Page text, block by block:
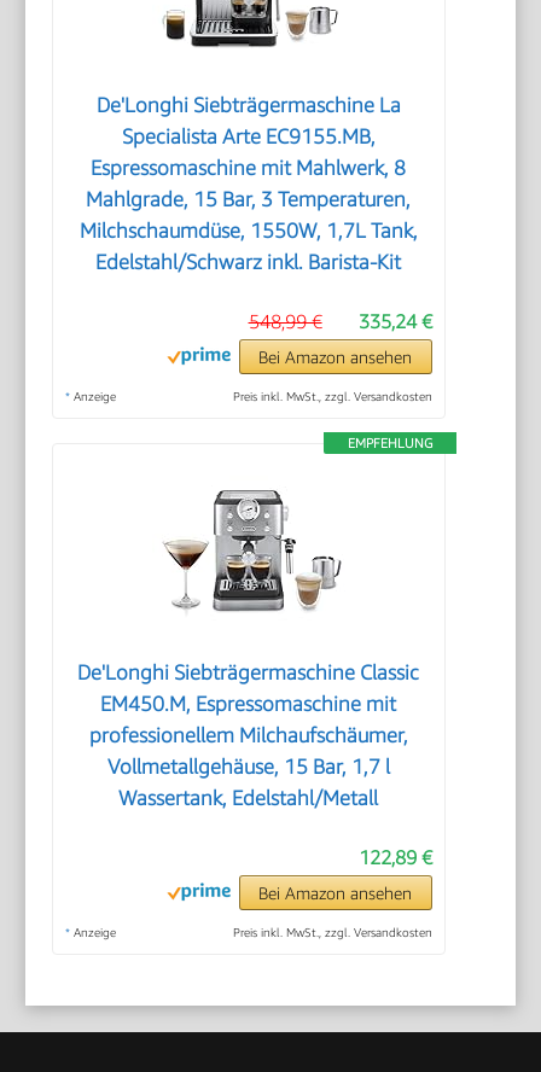
De'Longhi Siebträgermaschine La
Specialista Arte EC9155.MB,
Espressomaschine mit Mahlwerk, 8
Mahlgrade, 15 Bar, 3 Temperaturen,
Milchschaumdüse, 1550W, 1,7L Tank,
Edelstahl/Schwarz inkl. Barista-Kit
335,24 €
548,99 €
Bei Amazon ansehen
* Anzeige Preis inkl. MwSt., zzgl. Versandkosten
EMPFEHLUNG
De'Longhi Siebträgermaschine Classic
EM450.M, Espressomaschine mit
professionellem Milchaufschäumer,
Vollmetallgehäuse, 15 Bar, 1,7 l
Wassertank, Edelstahl/Metall
122,89 €
Bei Amazon ansehen
* Anzeige Preis inkl. MwSt., zzgl. Versandkosten